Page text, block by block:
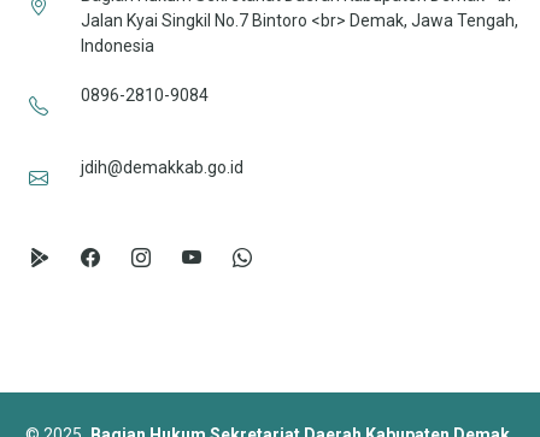
Jalan Kyai Singkil No.7 Bintoro <br> Demak, Jawa Tengah,
Indonesia
0896-2810-9084
jdih@demakkab.go.id